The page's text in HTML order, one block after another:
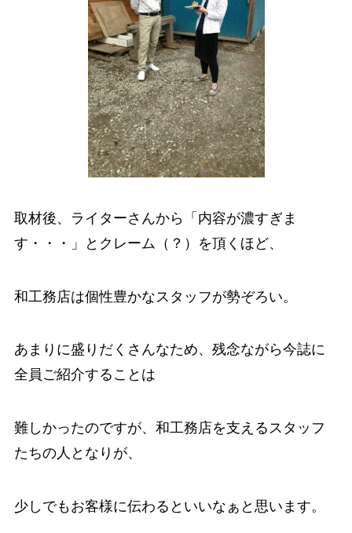
取材後、ライターさんから「内容が濃すぎま
す・・・」とクレーム（？）を頂くほど、
和工務店は個性豊かなスタッフが勢ぞろい。
あまりに盛りだくさんなため、残念ながら今誌に
全員ご紹介することは
難しかったのですが、和工務店を支えるスタッフ
たちの人となりが、
少しでもお客様に伝わるといいなぁと思います。